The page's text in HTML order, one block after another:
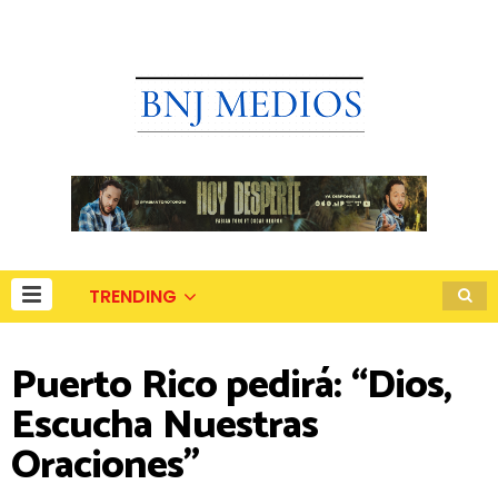
TRENDING
Puerto Rico pedirá: “Dios,
Escucha Nuestras
Oraciones”